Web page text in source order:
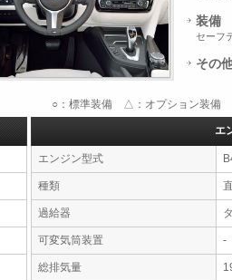
装備
セーフ
その
○：標準装備 △：オプション装備 -
エ
エンジン型式
種類
過給器
可変気筒装置 -
総排気量